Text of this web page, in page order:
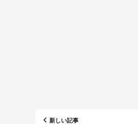
新しい記事